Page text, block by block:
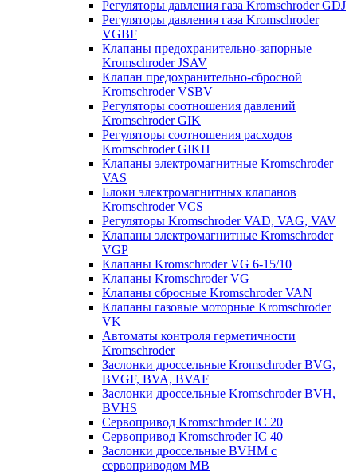
Регуляторы давления газа Kromschroder GDJ
Регуляторы давления газа Kromschroder
VGBF
Клапаны предохранительно-запорные
Kromschroder JSAV
Клапан предохранительно-сбросной
Kromschroder VSBV
Регуляторы соотношения давлений
Kromschroder GIK
Регуляторы соотношения расходов
Kromschroder GIKH
Клапаны электромагнитные Kromschroder
VAS
Блоки электромагнитных клапанов
Kromschroder VCS
Регуляторы Kromschroder VAD, VAG, VAV
Клапаны электромагнитные Kromschroder
VGP
Клапаны Kromschroder VG 6-15/10
Клапаны Kromschroder VG
Клапаны сбросные Kromschroder VAN
Клапаны газовые моторные Kromschroder
VK
Автоматы контроля герметичности
Kromschroder
Заслонки дроссельные Kromschroder BVG,
BVGF, BVA, BVAF
Заслонки дроссельные Kromschroder BVH,
BVHS
Сервопривод Kromschroder IC 20
Сервопривод Kromschroder IC 40
Заслонки дроссельные BVHM с
сервоприводом МВ